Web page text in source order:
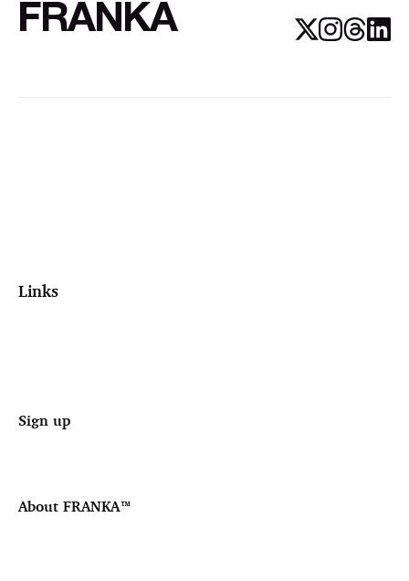
FRANKA
Links
Sign up
About FRANKA™️